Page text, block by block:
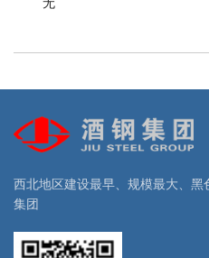
西北地区建设最早、规模最大、
集团